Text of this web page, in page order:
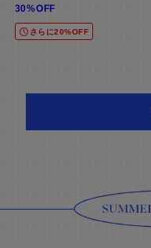
30%OFF
さらに20%OFF